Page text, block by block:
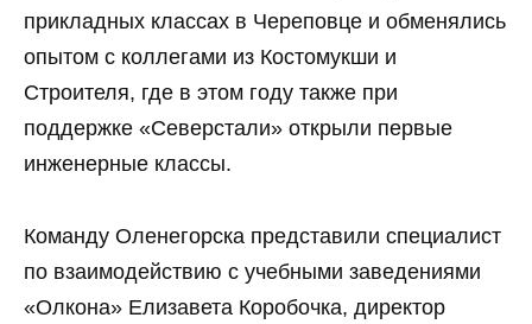
прикладных классах в Череповце и обменялись
опытом с коллегами из Костомукши и
Строителя, где в этом году также при
поддержке «Северстали» открыли первые
инженерные классы.
Команду Оленегорска представили специалист
по взаимодействию с учебными заведениями
«Олкона» Елизавета Коробочка, директор